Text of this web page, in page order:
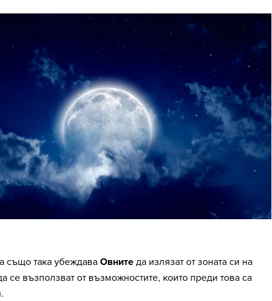
също така убеждава Овните да излязат от зоната си на
се възползват от възможностите, които преди това са